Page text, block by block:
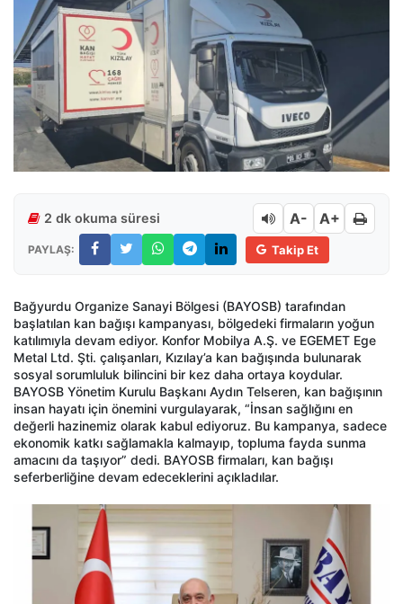
2 dk okuma süresi A- A+
PAYLAŞ: Takip Et
Bağyurdu Organize Sanayi Bölgesi (BAYOSB) tarafından
başlatılan kan bağışı kampanyası, bölgedeki firmaların yoğun
katılımıyla devam ediyor. Konfor Mobilya A.Ş. ve EGEMET Ege
Metal Ltd. Şti. çalışanları, Kızılay’a kan bağışında bulunarak
sosyal sorumluluk bilincini bir kez daha ortaya koydular.
BAYOSB Yönetim Kurulu Başkanı Aydın Telseren, kan bağışının
insan hayatı için önemini vurgulayarak, “İnsan sağlığını en
değerli hazinemiz olarak kabul ediyoruz. Bu kampanya, sadece
ekonomik katkı sağlamakla kalmayıp, topluma fayda sunma
amacını da taşıyor” dedi. BAYOSB firmaları, kan bağışı
seferberliğine devam edeceklerini açıkladılar.